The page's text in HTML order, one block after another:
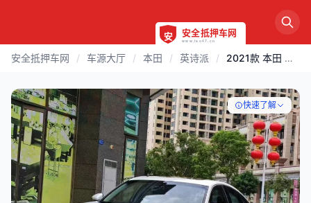
安全抵押车网 / 车源大厅 / 本田 / 英诗派 / 2021款 本田 英诗派 | 广州
快速了解